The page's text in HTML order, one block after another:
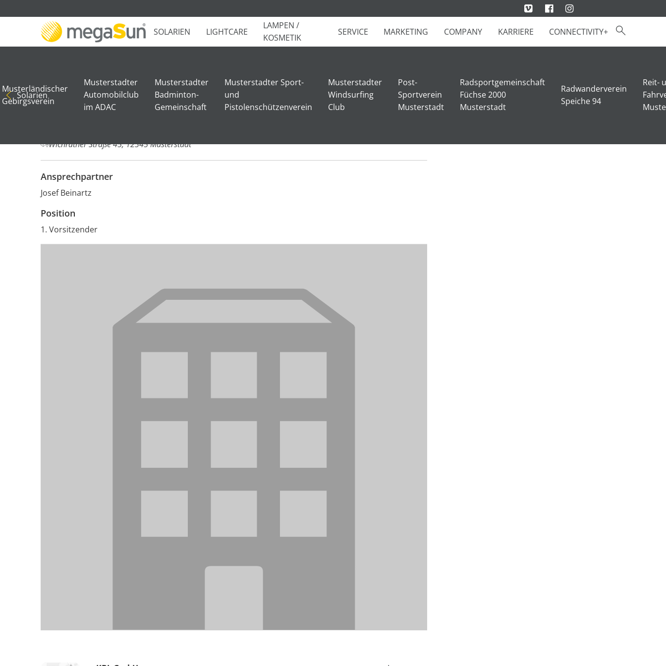
SOLARIEN LIGHTCARE
LAMPEN /
KOSMETIK
SERVICE MARKETING COMPANY KARRIERE CONNECTIVITY+
Solarien
Musterländischer
Gebirgsverein
Musterstadter
Automobilclub
im ADAC
Musterstadter
Badminton-
Gemeinschaft
Musterstadter Sport-
und
Pistolenschützenverein
Musterstadter
Windsurfing
Club
Post-
Sportverein
Musterstadt
Radsportgemeinschaft
Füchse 2000
Musterstadt
Radwanderverein
Speiche 94
Reit-
Kleingolfclub Musterstadt
Wichrather Straße 45, 12345 Musterstadt
Ansprechpartner
Josef Beinartz
Position
1. Vorsitzender